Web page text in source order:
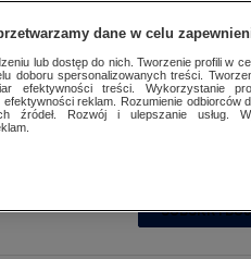
SUBSKRYBUJ
dane w celu
lub dostęp do nich. Tworzenie profili w
doboru spersonalizowanych treści.
efektywności treści. Wykorzystanie
reklam. Rozumienie odbiorców
źródeł. Rozwój i ulepszanie usług.